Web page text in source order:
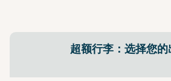
超额行李：选择您